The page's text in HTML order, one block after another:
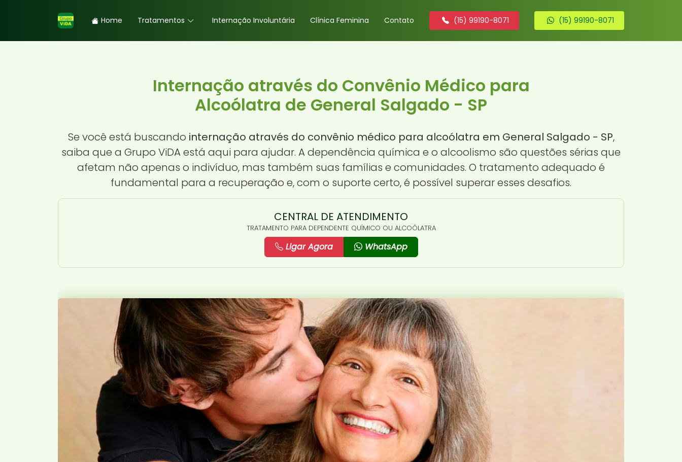
Home Tratamentos Internação Involuntária Clínica Feminina Contato (15) 99190-8071 (15) 99190-8071
Internação através do Convênio Médico para
Alcoólatra de General Salgado - SP
Se você está buscando internação através do convênio médico para alcoólatra em General Salgado - SP,
saiba que a Grupo ViDA está aqui para ajudar. A dependência química e o alcoolismo são questões sérias que
afetam não apenas o indivíduo, mas também suas famílias e comunidades. O tratamento adequado é
fundamental para a recuperação e, com o suporte certo, é possível superar esses desafios.
CENTRAL DE ATENDIMENTO
TRATAMENTO PARA DEPENDENTE QUÍMICO OU ALCOÓLATRA
Ligar Agora WhatsApp